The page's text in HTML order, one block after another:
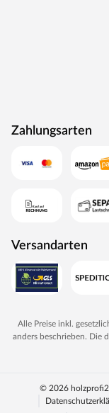
Zahlungsarten
Versandarten
Alle Preise inkl.
anders beschrieben. Die
© 2026